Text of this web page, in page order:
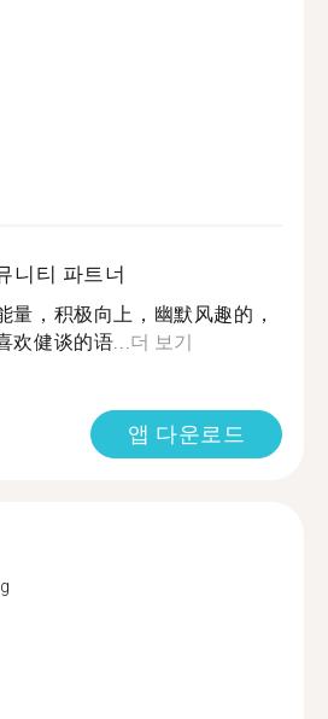
니티 파트너
量，积极向上，幽默风趣的，
欢健谈的语...더 보기
앱 다운로드